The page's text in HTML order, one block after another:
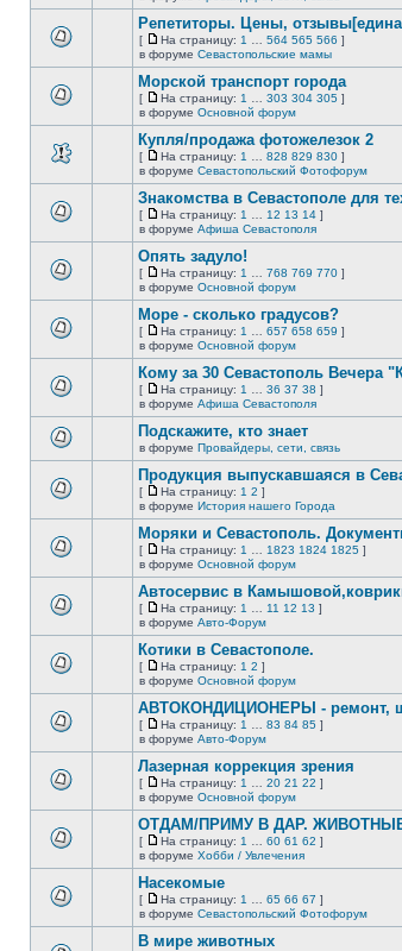
непрочитанных
сообщений.
этой
непрочитанных
сообщений.
страницу
этой
непрочитанных
сообщений.
Репетиторы. Цены,
[
На
страницу
На страницу: 1 564 565 566 ]
в форуме Севастопольские мамы
этой
непрочитанных
сообщений.
Морской транспорт города
[
На
страницу
На страницу: 1 303 304 305 ]
в форуме Основной форум
этой
непрочитанных
сообщений.
Купля/продажа фотожелезок 2
[
На
страницу
На страницу: 1 828 829 830 ]
в форуме Севастопольский Фотофорум
этой
непрочитанных
сообщений.
Знакомства в Севастополе для
[
На
страницу
На страницу: 1 12 13 14 ]
в форуме Афиша Севастополя
этой
непрочитанных
сообщений.
Опять задуло!
[
На
страницу
На страницу: 1 768 769 770 ]
в форуме Основной форум
этой
непрочитанных
сообщений.
Море - сколько градусов?
[
На
страницу
На страницу: 1 657 658 659 ]
в форуме Основной форум
этой
непрочитанных
сообщений.
Кому за 30 Севастополь Вечера
[
На
страницу
На страницу: 1 36 37 38 ]
в форуме Афиша Севастополя
непрочитанных
сообщений.
Подскажите, кто знает
в форуме Провайдеры, сети, связь
этой
непрочитанных
Продукция выпускавшаяся в
[
На
страницу
На страницу: 1 2 ]
в форуме История нашего Города
этой
непрочитанных
сообщений.
Моряки и Севастополь.
[
На
страницу
На страницу: 1 1823 1824 1825 ]
в форуме Основной форум
этой
непрочитанных
Автосервис в
[
На
страницу
На страницу: 1 11 12 13 ]
в форуме Авто-Форум
этой
непрочитанных
сообщений.
Котики в Севастополе.
[
На
страницу
На страницу: 1 2 ]
в форуме Основной форум
этой
непрочитанных
сообщений.
АВТОКОНДИЦИОНЕРЫ - ремонт,
[
На
страницу
На страницу: 1 83 84 85 ]
в форуме Авто-Форум
этой
непрочитанных
сообщений.
Лазерная коррекция зрения
[
На
страницу
На страницу: 1 20 21 22 ]
в форуме Основной форум
этой
непрочитанных
сообщений.
ОТДАМ/ПРИМУ В ДАР. ЖИВОТНЫЕ
[
На
страницу
На страницу: 1 60 61 62 ]
в форуме Хобби / Увлечения
этой
Насекомые
[
На
страницу
На страницу: 1 65 66 67 ]
в форуме Севастопольский Фотофорум
В мире животных